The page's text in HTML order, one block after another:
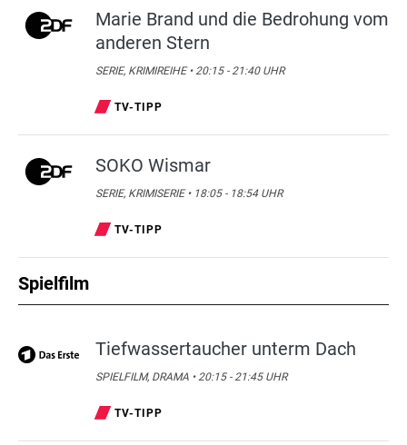
Marie Brand und die Bedrohung vom
anderen Stern
SERIE, KRIMIREIHE • 20:15 - 21:40 UHR
TV-TIPP
SOKO Wismar
SERIE, KRIMISERIE • 18:05 - 18:54 UHR
TV-TIPP
Spielfilm
Tiefwassertaucher unterm Dach
SPIELFILM, DRAMA • 20:15 - 21:45 UHR
TV-TIPP